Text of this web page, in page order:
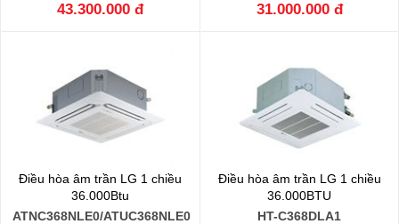
43.300.000 đ 31.000.000 đ
Điều hòa âm trần LG 1 chiều
36.000Btu
ATNC368NLE0/ATUC368NLE0
Điều hòa âm trần LG 1 chiều
36.000BTU
HT-C368DLA1